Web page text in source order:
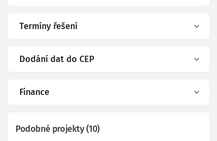
Termíny řešení
Dodání dat do CEP
Finance
Podobné projekty(10)